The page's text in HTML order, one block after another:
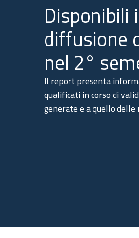
Disponibili
diffusione
nel 2°
Il report presenta
qualificati in corso di
generate e a quello